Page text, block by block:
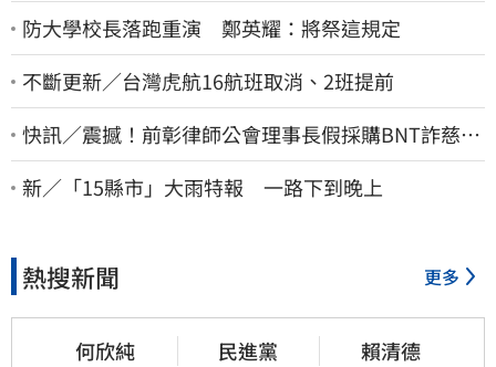
防大學校長落跑重演 鄭英耀：將祭這規定
不斷更新／台灣虎航16航班取消、2班提前
快訊／震撼！前彰律師公會理事長假採購BNT詐慈濟
10億、洗錢囤232kg黃金
新／「15縣市」大雨特報 一路下到晚上
熱搜新聞 更多
何欣純 民進黨 賴清德